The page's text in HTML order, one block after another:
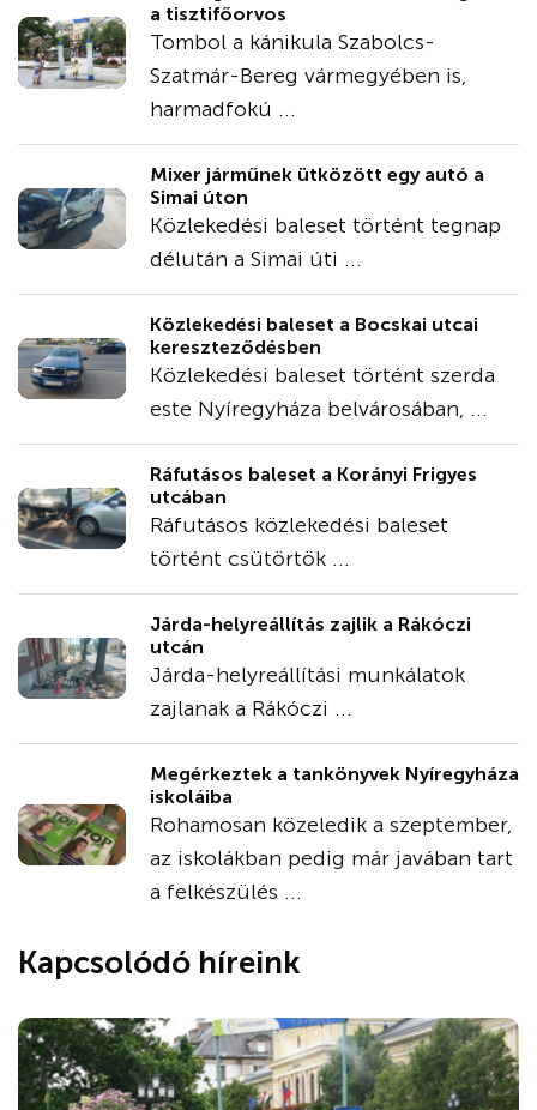
a tisztifőorvos
Tombol a kánikula Szabolcs-
Szatmár-Bereg vármegyében is,
harmadfokú ...
Mixer járműnek ütközött egy autó a
Simai úton
Közlekedési baleset történt tegnap
délután a Simai úti ...
Közlekedési baleset a Bocskai utcai
kereszteződésben
Közlekedési baleset történt szerda
este Nyíregyháza belvárosában, ...
Ráfutásos baleset a Korányi Frigyes
utcában
Ráfutásos közlekedési baleset
történt csütörtök ...
Járda-helyreállítás zajlik a Rákóczi
utcán
Járda-helyreállítási munkálatok
zajlanak a Rákóczi ...
Megérkeztek a tankönyvek Nyíregyháza
iskoláiba
Rohamosan közeledik a szeptember,
az iskolákban pedig már javában tart
a felkészülés ...
Kapcsolódó híreink